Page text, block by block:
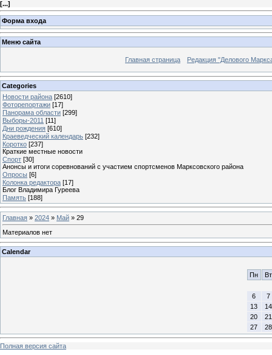
[...]
Форма входа
Меню сайта
Главная страница Редакция "Делового
Categories
Новости района [2610]
Фоторепортажи [17]
Панорама области [299]
Выборы-2011 [11]
Дни рождения [610]
Краеведческий календарь [232]
Коротко [237]
Краткие местные новости
Спорт [30]
Анонсы и итоги соревнований с участием спортсменов Марксовского района
Опросы [6]
Колонка редактора [17]
Блог Владимира Гуреева
Память [188]
Главная » 2024 » Май » 29
Материалов нет
Calendar
Пн Вт
6
7
13
14
20
21
27
28
Полная версия сайта